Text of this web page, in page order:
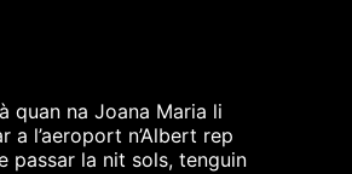
quan na Joana Maria li
l’aeroport n’Albert rep
passar la nit sols, tenguin